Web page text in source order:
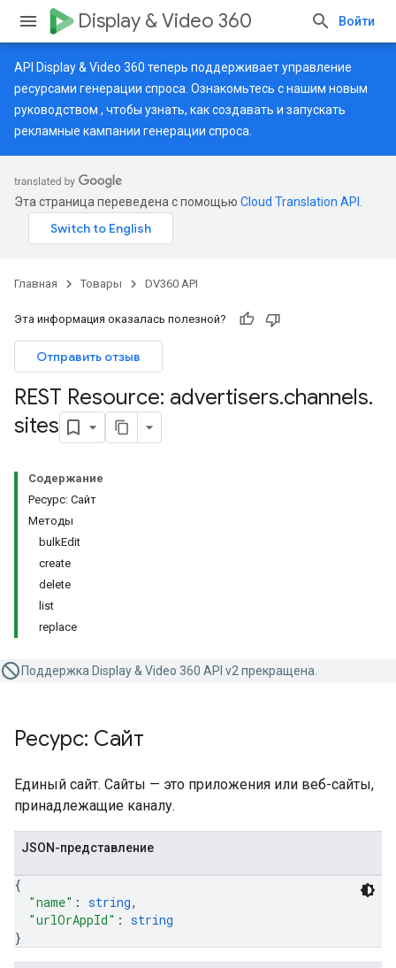
Display & Video 360 Войти
API Display & Video 360 теперь поддерживает управление
ресурсами генерации спроса. Ознакомьтесь с нашим новым
руководством , чтобы узнать, как создавать и запускать
рекламные кампании генерации спроса.
Эта страница переведена с помощью Cloud Translation API
Главная Товары DV360 API
Эта информация оказалась полезной?
Отправить отзыв
REST Resource: advertisers.channels.
sites
Содержание
Ресурс: Сайт
Методы
bulkEdit
create
delete
list
replace
Поддержка Display & Video 360 API v2 прекращена.
Ресурс: Сайт
Единый сайт. Сайты — это приложения или веб-сайты,
принадлежащие каналу.
JSON-представление
{
"name" : string,
"urlOrAppId" : string
}